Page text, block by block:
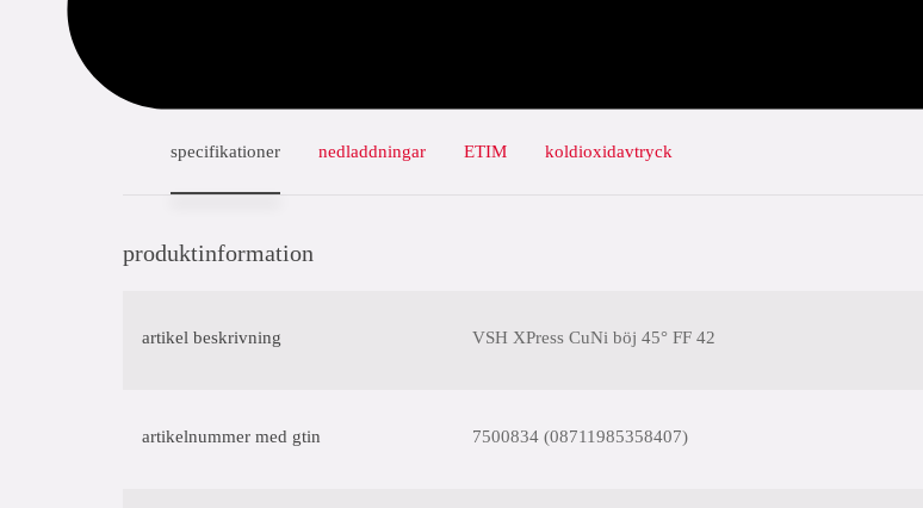
specifikationer nedladdningar ETIM koldioxidavtryck
produktinformation
artikel beskrivning VSH XPress CuNi böj 45° FF 42
artikelnummer med gtin 7500834 (08711985358407)